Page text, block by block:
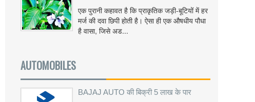
एक पुरानी कहावत है कि प्राकृतिक जड़ी-बूटियों में हर
मर्ज की दवा छिपी होती है। ऐसा ही एक औषधीय पौधा
है वासा, जिसे अड...
AUTOMOBILES
BAJAJ AUTO की बिक्री 5 लाख के पार